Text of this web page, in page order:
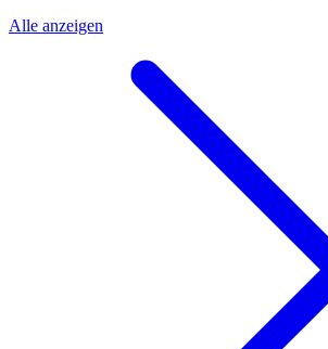
Alle anzeigen